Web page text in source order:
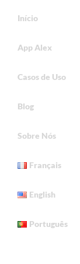
Início
App Alex
Casos de Uso
Blog
Sobre Nós
Français
English
Português